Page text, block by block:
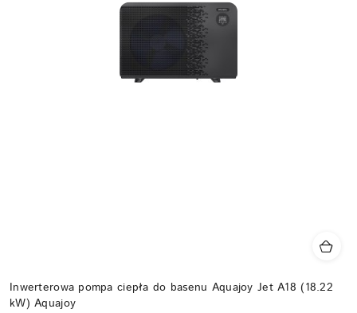
Inwerterowa pompa ciepła do basenu Aquajoy Jet A18 (18.22
kW) Aquajoy